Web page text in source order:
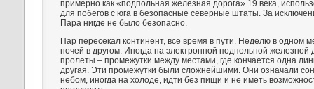
примерно как «подпольная железная дорога» 19 века,
для побегов с юга в безопасные северные штаты. За
Пара нигде не было безопасно.
Пар пересекал континент, все время в пути. Неделю в одном
ночей в другом. Иногда на электронной подпольной железной
пролеты – промежутки между местами, где кончается одна
другая. Эти промежутки были сложнейшими. Они означали
небом, иногда на холоде, идти без пищи и не иметь